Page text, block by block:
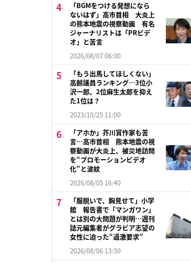
「BGMをつける発想になら
ないはず」高市首相 大炎上
の熊本地震の視察動画 有名
ジャーナリストは「PRビデ
オ」と苦言
2026/08/07 06:00
「もう出馬してほしくない」
高齢議員ランキング…3位小
沢一郎、2位麻生太郎を抑え
た1位は？
2023/10/25 11:00
「アホか」芥川賞作家も苦
言…高市首相 熊本地震の視
察動画が大炎上、被災地訪問
を“プロモーションビデオ
化”と波紋
2026/08/05 16:40
「服脱いで、胸見せて」小学
館 報告書で「マンガワン」
とは別の大問題が判明…週刊
誌元編集者がグラビア志望の
女性に迫った“過激要求”
2026/08/06 13:50